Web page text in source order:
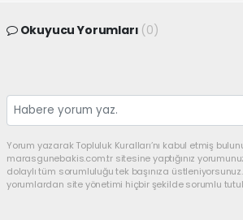
Okuyucu Yorumları (0)
Yorum yazarak Topluluk Kuralları’nı kabul etmiş
marasgunebakis.com.tr sitesine yaptığınız
dolaylı tüm sorumluluğu tek başınıza
yorumlardan site yönetimi hiçbir şekilde sorumlu